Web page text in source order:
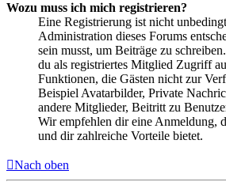
Wozu muss ich mich registrieren?
Eine Registrierung ist nicht
Administration dieses Forums
sein musst, um Beiträge zu
du als registriertes Mitglied Zugriff
Funktionen, die Gästen nicht zur
Beispiel Avatarbilder, Private
andere Mitglieder, Beitritt zu
Wir empfehlen dir eine Anmeldung,
und dir zahlreiche Vorteile bietet.
Nach oben